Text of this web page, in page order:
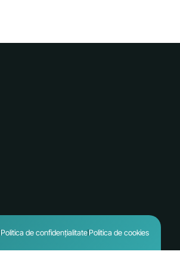
Politica de confidențialitatePolitica de cookies